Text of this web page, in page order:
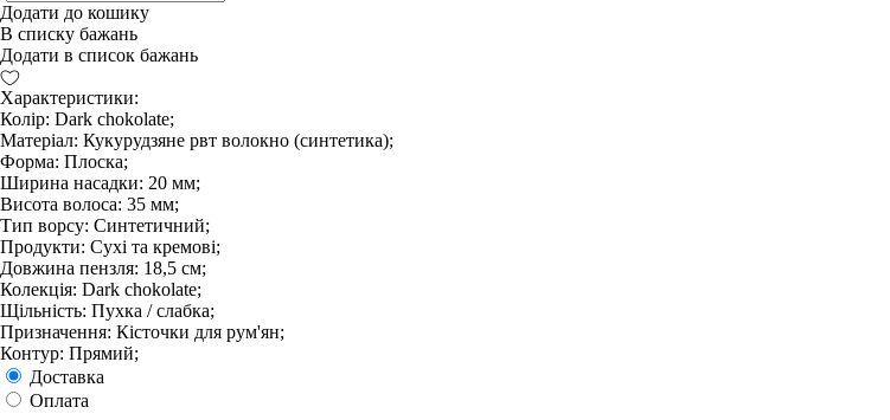
Додати до кошику
В списку бажань
Додати в список бажань
Характеристики:
Колір: Dark chokolate;
Матеріал: Кукурудзяне рвт волокно (синтетика);
Форма: Плоска;
Ширина насадки: 20 мм;
Висота волоса: 35 мм;
Тип ворсу: Синтетичний;
Продукти: Сухі та кремові;
Довжина пензля: 18,5 см;
Колекція: Dark chokolate;
Щільність: Пухка / слабка;
Призначення: Кісточки для рум'ян;
Контур: Прямий;
Доставка
Оплата